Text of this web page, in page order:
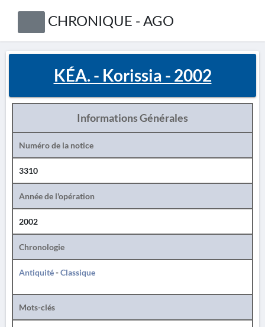
CHRONIQUE - AGO
KÉA. - Korissia - 2002
Informations Générales
Numéro de la notice
3310
Année de l'opération
2002
Chronologie
Antiquité-Classique
Mots-clés